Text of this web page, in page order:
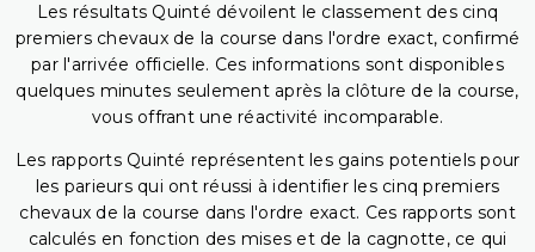
Les résultats Quinté dévoilent le classement des cinq
premiers chevaux de la course dans l'ordre exact, confirmé
par l'arrivée officielle. Ces informations sont disponibles
quelques minutes seulement après la clôture de la course,
vous offrant une réactivité incomparable.
Les rapports Quinté représentent les gains potentiels pour
les parieurs qui ont réussi à identifier les cinq premiers
chevaux de la course dans l'ordre exact. Ces rapports sont
calculés en fonction des mises et de la cagnotte, ce qui